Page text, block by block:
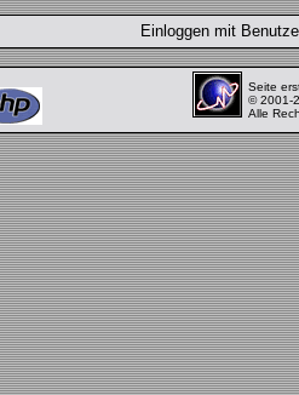
Einloggen mit
Seite
© 2001-
Alle